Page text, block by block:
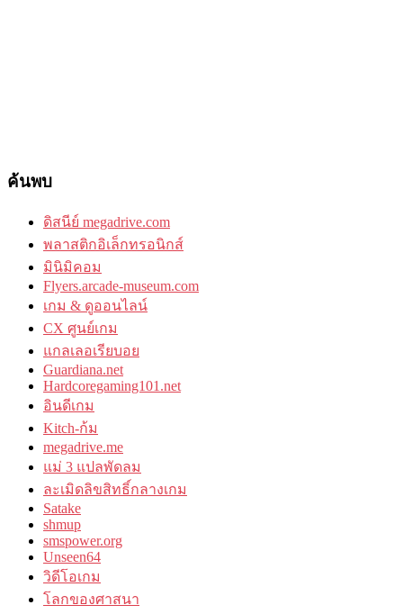
ค้นพบ
ดิสนีย์ megadrive.com
พลาสติกอิเล็กทรอนิกส์
มินิมิคอม
Flyers.arcade-museum.com
เกม & ดูออนไลน์
CX ศูนย์เกม
แกลเลอเรียบอย
Guardiana.net
Hardcoregaming101.net
อินดีเกม
Kitch-ก้ม
megadrive.me
แม่ 3 แปลพัดลม
ละเมิดลิขสิทธิ์กลางเกม
Satake
shmup
smspower.org
Unseen64
วิดีโอเกม
โลกของศาสนา